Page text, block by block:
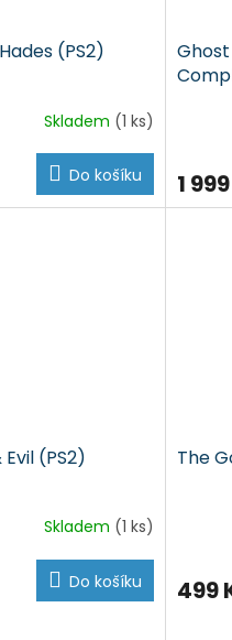
(PS2)
Skladem (1 ks)
Do košíku 1
(PS2)
Skladem (1 ks)
Do košíku
The
499